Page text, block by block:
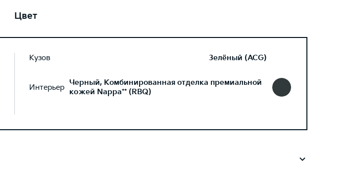
Цвет
Кузов Зелёный (ACG)
Интерьер Черный, Комбинированная отделка премиальной
кожей Nappa** (RBQ)